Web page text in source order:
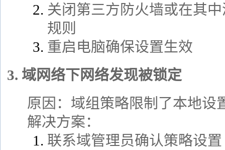
关闭第三方防火墙或在其
规则
重启电脑确保设置生效
3. 域网络下网络发现被锁定
原因：域组策略限制了本地设
解决方案：
联系域管理员确认策略设置